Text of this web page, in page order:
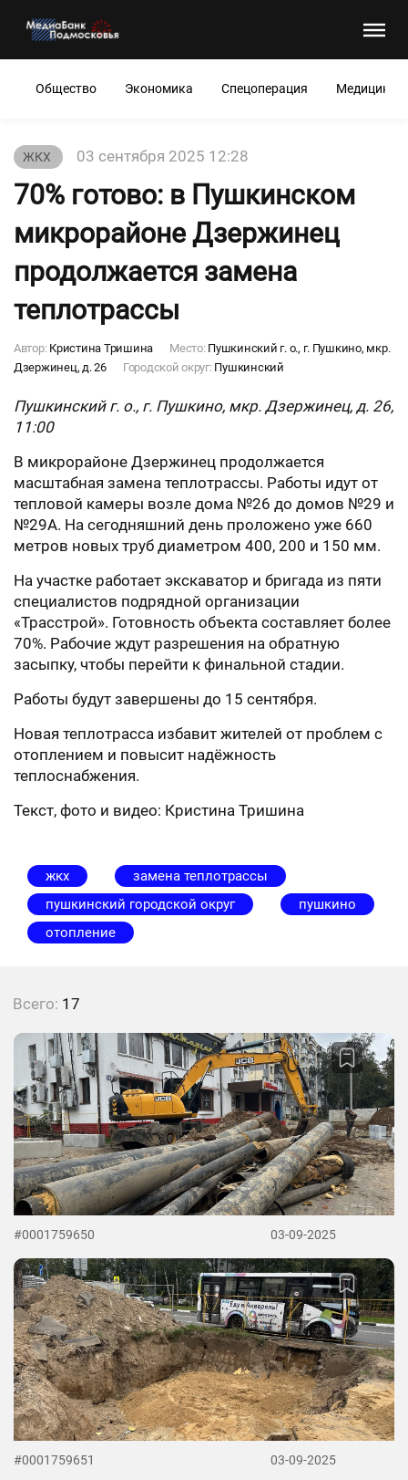
Общество Экономика Спецоперация Медицина
ЖКХ 03 сентября 2025 12:28
70% готово: в Пушкинском
микрорайоне Дзержинец
продолжается замена
теплотрассы
Автор: Кристина Тришина Место: Пушкинский г. о., г. Пушкино, мкр.
Дзержинец, д. 26
Городской округ: Пушкинский
Пушкинский г. о., г. Пушкино, мкр. Дзержинец, д. 26,
11:00
В микрорайоне Дзержинец продолжается
масштабная замена теплотрассы. Работы идут от
тепловой камеры возле дома №26 до домов №29 и
№29А. На сегодняшний день проложено уже 660
метров новых труб диаметром 400, 200 и 150 мм.
На участке работает экскаватор и бригада из пяти
специалистов подрядной организации
«Трасстрой». Готовность объекта составляет более
70%. Рабочие ждут разрешения на обратную
засыпку, чтобы перейти к финальной стадии.
Работы будут завершены до 15 сентября.
Новая теплотрасса избавит жителей от проблем с
отоплением и повысит надёжность
теплоснабжения.
Текст, фото и видео: Кристина Тришина
жкх
замена теплотрассы
пушкинский городской округ
пушкино
отопление
Всего: 17
#0001759650 03-09-2025
#0001759651 03-09-2025